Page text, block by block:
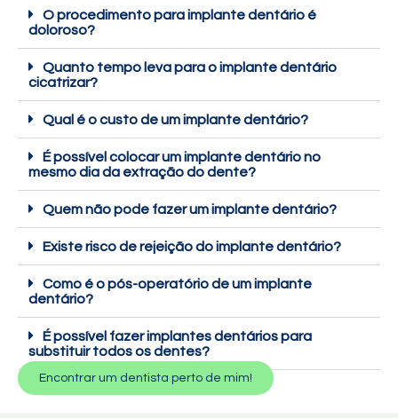
O procedimento para implante dentário é
doloroso?
Quanto tempo leva para o implante dentário
cicatrizar?
Qual é o custo de um implante dentário?
É possível colocar um implante dentário no
mesmo dia da extração do dente?
Quem não pode fazer um implante dentário?
Existe risco de rejeição do implante dentário?
Como é o pós-operatório de um implante
dentário?
É possível fazer implantes dentários para
substituir todos os dentes?
Encontrar um dentista perto de mim!